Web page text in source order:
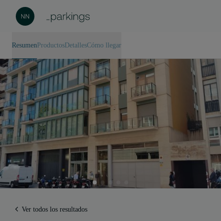
Resumen Productos DetallesCómo llegar
Ver todos los resultados